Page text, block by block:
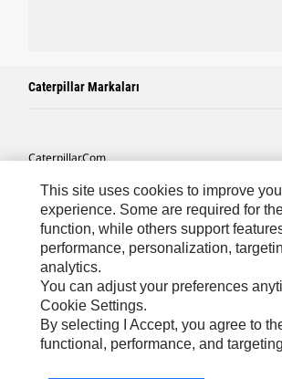
Caterpillar Markaları
Caterpillar.com
Caterpillar Müşteri Hizmetleri Ve Iletişim
Site Haritası
Cookie Settings
Yasal
Gizlilik
This site uses cookies to improve
experience. Some are required for
function, while others support
performance, personalization,
analytics.
You can adjust your preferences
Cookie Settings.
By selecting I Accept, you agree to
functional, performance, and